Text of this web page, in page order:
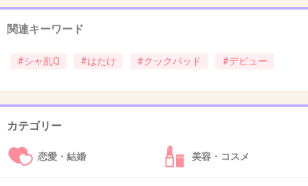
40. 匿名2013/09/21(土) 00:18:08
41. 匿名2013/09/21(土) 00:18:46
料理本からクックパッド投稿型の芸能人が増え
関連キーワード
#シャ乱Q #はたけ #クックパッド #デビュー
カテゴリー
恋愛・結婚 美容・コスメ